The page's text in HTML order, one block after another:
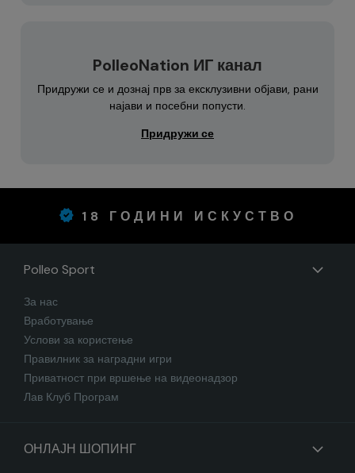
PolleoNation ИГ канал
Придружи се и дознај прв за ексклузивни објави, рани
најави и посебни попусти.
Придружи се
18 ГОДИНИ ИСКУСТВО
Polleo Sport
За нас
Вработување
Услови за користење
Правилник за наградни игри
Приватност при вршење на видеонадзор
Лав Клуб Програм
ОНЛАЈН ШОПИНГ